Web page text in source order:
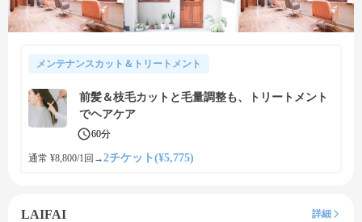
メンテナンスカット＆トリートメント
前髪＆枝毛カットと毛量調整も、トリートメント
でヘアケア
60分
通常 ¥8,800/1回 →2チケット(¥5,775)
LAIFAI
詳細